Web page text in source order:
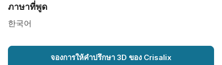
ภาษาที่พูด
한국어
จองการให้คำปรึกษา 3D ของ Crisalix